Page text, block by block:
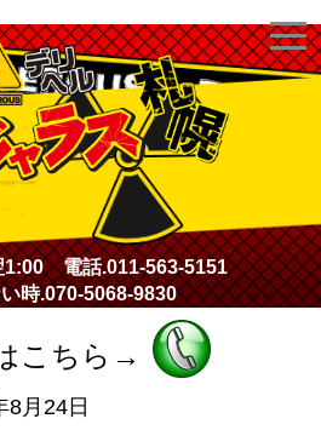
デンジャラス札幌
1:00電話.011-563-5151
時.070-5068-9830
こちら→
8月24日